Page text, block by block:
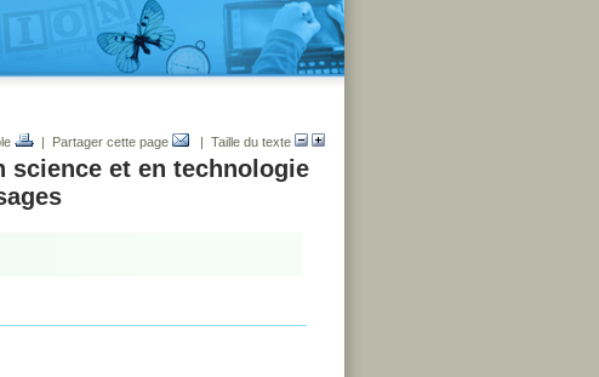
| Partager cette page | Taille du texte
science et en technologie